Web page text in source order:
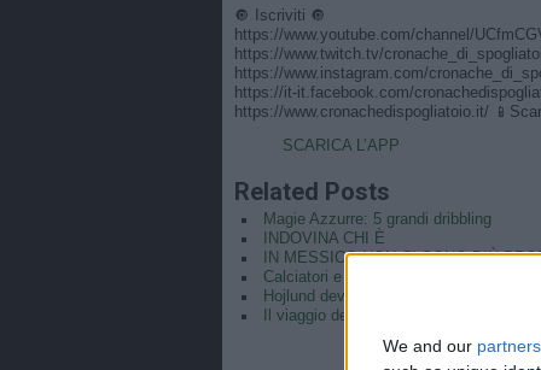
We and our partners
🔘 Iscriviti 🔘
https://www.youtube.com/channel/
https://www.twitch.tv/
https://www.instagram.com/
https://it-it.facebook.com/
https://www.cronachedispogliatoio.it/
SCARICA L’APP
Related Posts
Magie Azzurre: 5 grandi dribbling
INDOVINA CHI È
IN MESSICO NON CI SONO PIÙ
Calciatori e sosia: quanto si somigliano
Hojlund devastante! Elmas diamante
Il viaggio della Nazionale verso